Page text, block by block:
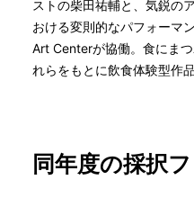
ストの柴田祐輔と、気鋭の
おける変則的なパフォーマ
Art Centerが協働。食にま
れらをもとに飲食体験型作
同年度の採択